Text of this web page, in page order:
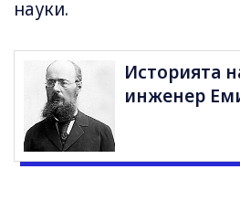
науки.
Историята
инженер